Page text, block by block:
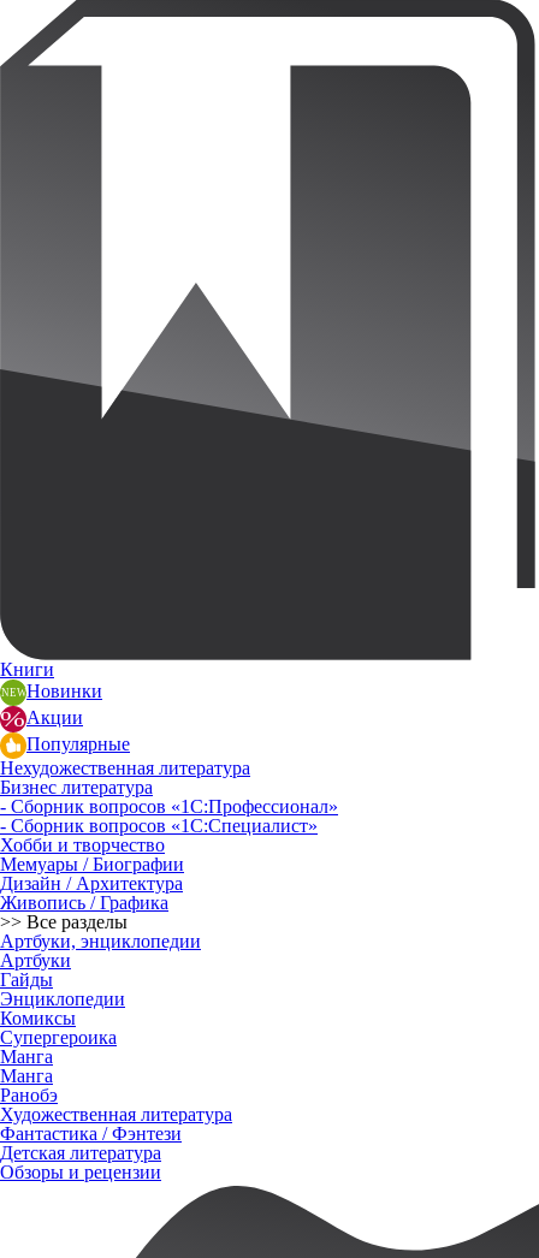
Книги
Новинки
Акции
Популярные
Нехудожественная литература
Бизнес литература
- Сборник вопросов «1С:Профессионал»
- Сборник вопросов «1С:Специалист»
Хобби и творчество
Мемуары / Биографии
Дизайн / Архитектура
Живопись / Графика
>> Все разделы
Артбуки, энциклопедии
Артбуки
Гайды
Энциклопедии
Комиксы
Супергероика
Манга
Манга
Ранобэ
Художественная литература
Фантастика / Фэнтези
Детская литература
Обзоры и рецензии